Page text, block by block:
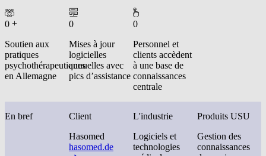
0 +
Soutien aux
pratiques
psychothérapeutiques
en Allemagne
0
Mises à jour
logicielles
annuelles avec
pics d’assistance
0
Personnel et
clients accèdent
à une base de
connaissances
centrale
En bref
Client
Hasomed
hasomed.de
L'industrie
Logiciels et
technologies
Produits USU
Gestion des
connaissances